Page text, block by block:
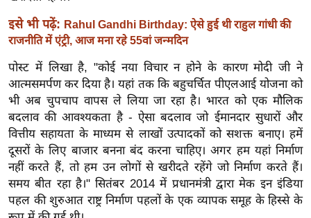
र्ल्ड
न्यू
ज
ब्री
फ
म
नो
रं
ज
न
ज
ग
इसे भी पढ़ें: Rahul Gandhi Birthday: ऐसे हुई थी राहुल गांधी की
राजनीति में एंट्री, आज मना रहे 55वां जन्मदिन
पोस्ट में लिखा है, "कोई नया विचार न होने के कारण मोदी जी ने
आत्मसमर्पण कर दिया है। यहां तक ​​कि बहुचर्चित पीएलआई योजना को
भी अब चुपचाप वापस ले लिया जा रहा है। भारत को एक मौलिक
बदलाव की आवश्यकता है - ऐसा बदलाव जो ईमानदार सुधारों और
वित्तीय सहायता के माध्यम से लाखों उत्पादकों को सशक्त बनाए। हमें
दूसरों के लिए बाजार बनना बंद करना चाहिए। अगर हम यहां निर्माण
नहीं करते हैं, तो हम उन लोगों से खरीदते रहेंगे जो निर्माण करते हैं।
समय बीत रहा है।" सितंबर 2014 में प्रधानमंत्री द्वारा मेक इन इंडिया
पहल की शुरुआत राष्ट्र निर्माण पहलों के एक व्यापक समूह के हिस्से के